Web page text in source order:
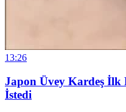
13:26
Japon Üvey Kardeş İlk
İstedi